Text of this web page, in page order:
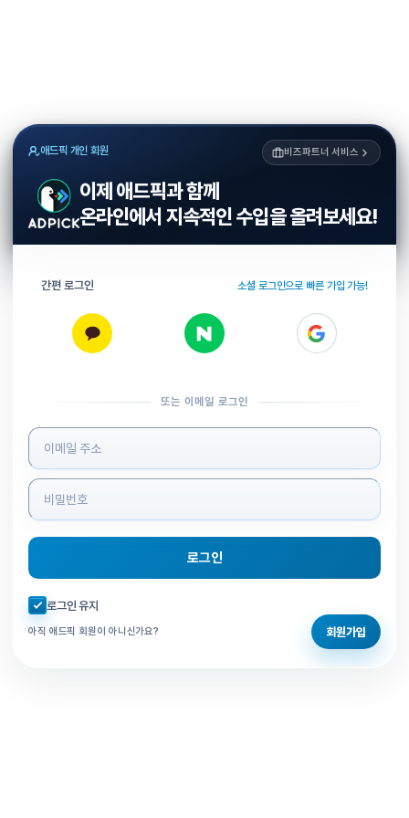
애드픽 개인 회원 비즈파트너 서비스
이제 애드픽과 함께
온라인에서 지속적인 수입을 올려보세요!
간편 로그인 소셜 로그인으로 빠른 가입 가능!
또는 이메일 로그인
로그인 정보 입력
로그인
자동로그인 체크
로그인 유지
아직 애드픽 회원이 아니신가요? 회원가입